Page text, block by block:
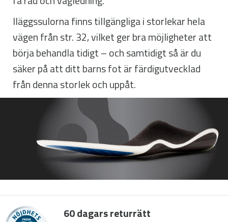
Iläggssulorna finns tillgängliga i storlekar hela
vägen från str. 32, vilket ger bra möjligheter att
börja behandla tidigt – och samtidigt så är du
säker på att ditt barns fot är färdigutvecklad
från denna storlek och uppåt.
60 dagars returrätt